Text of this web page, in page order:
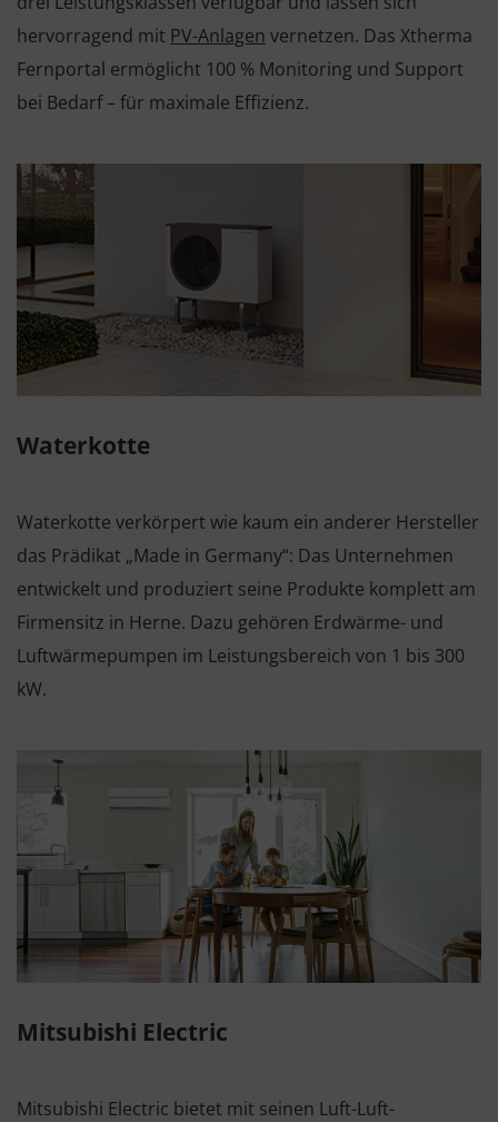
hervorragend mit PV-Anlagen vernetzen. Das Xtherma
Fernportal ermöglicht 100 % Monitoring und Support
bei Bedarf – für maximale Effizienz.
Waterkotte
Waterkotte verkörpert wie kaum ein anderer Hersteller
das Prädikat „Made in Germany“: Das Unternehmen
entwickelt und produziert seine Produkte komplett am
Firmensitz in Herne. Dazu gehören Erdwärme- und
Luftwärmepumpen im Leistungsbereich von 1 bis 300
kW.
Mitsubishi Electric
Mitsubishi Electric bietet mit seinen Luft-Luft-